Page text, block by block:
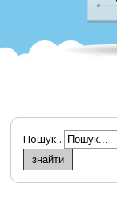
Пошук...